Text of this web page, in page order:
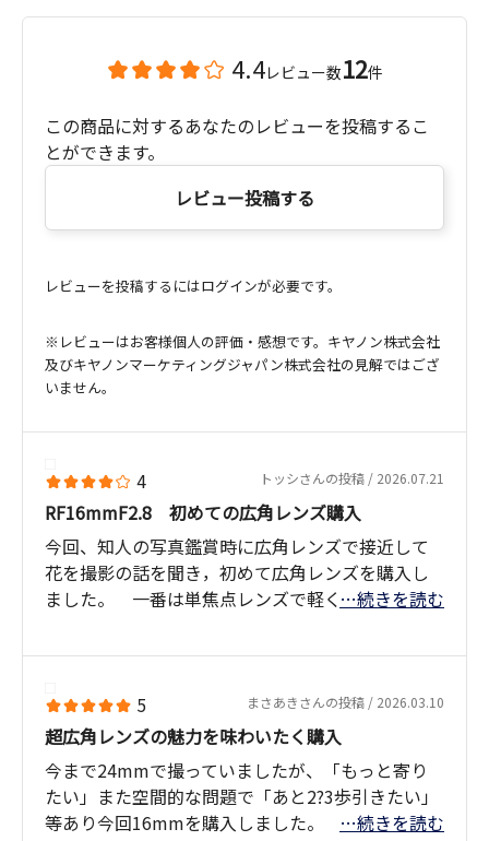
4.4レビュー数12件
この商品に対するあなたのレビューを投稿するこ
とができます。
レビュー投稿する
レビューを投稿するにはログインが必要です。
※レビューはお客様個人の評価・感想です。キヤノン株式会社
及びキヤノンマーケティングジャパン株式会社の見解ではござ
いません。
RF16mmF2.8 初めての広角レンズ購入
今回、知人の写真鑑賞時に広角レンズで接近して
花を撮影の話を聞き，初めて広角レンズを購入し
ました。 一番は単焦点レンズで軽く撮影時楽で
大変良かったです。
…続きを読む
4 トッシさんの投稿 / 2026.07.21
超広角レンズの魅力を味わいたく購入
今まで24mmで撮っていましたが、「もっと寄り
たい」また空間的な問題で「あと2?3歩引きたい」
等あり今回16mmを購入しました。
…続きを読む
5 まさあきさんの投稿 / 2026.03.10